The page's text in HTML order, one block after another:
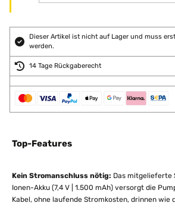
Dieser Artikel ist nicht auf Lager und muss
werden.
14 Tage Rückgaberecht
Top-Features
Kein Stromanschluss nötig: Das mitgelieferte
Ionen-Akku (7,4 V | 1.500 mAh) versorgt die
Kabel, ohne laufende Stromkosten, drinnen wie